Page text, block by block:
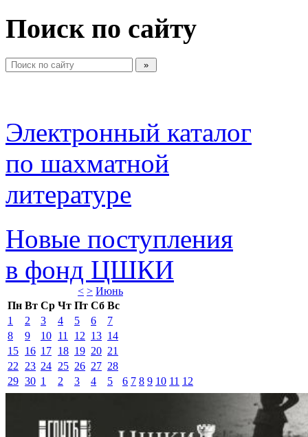
Поиск по сайту
Электронный каталог
по шахматной
литературе
Новые поступления
в фонд ЦШКИ
< > Июнь
Пн Вт Ср Чт Пт Сб Вс
1
2 3 4 5 6
7
8
9 10 11 12 13 14
15 16 17 18 19 20 21
22
23 24 25 26 27 28
29 30 1 2 3 4 5 6 7 8 9 10 11 12